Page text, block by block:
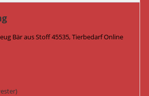
Bär aus Stoff 45535, Tierbedarf Online